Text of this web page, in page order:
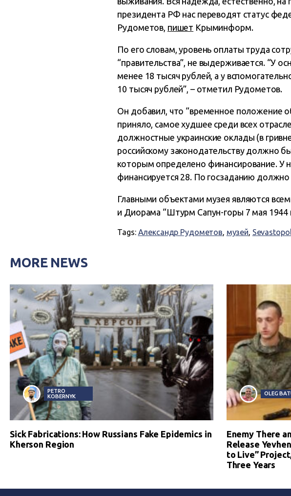
президента РФ нас переводят статус
Рудометов, пишет Крыминформ.
По его словам, уровень оплаты труда
“правительства”, не выдерживается. “У
менее 18 тысяч рублей, а у
10 тысяч рублей”, – отметил Рудометов.
Он добавил, что “временное положение
приняло, самое худшее среди всех
должностные украинские оклады (в
российскому законодательству должно
которым определено финансирование. У
финансируется 28. По госзаданию
Главными объектами музея являются
и Диорама “Штурм Сапун-горы 7 мая 1944
Tags: Александр Рудометов, музей,
MORE NEWS
PETRO
KOBERNYK
Sick Fabrications: How Russians Fake Epidemics in
Kherson Region
OLEG
Enemy There
Release
to Live”
Three Years